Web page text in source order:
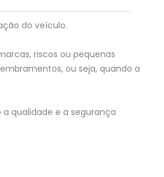
do veículo.
riscos ou pequenas
ou seja, quando a
qualidade e a segurança